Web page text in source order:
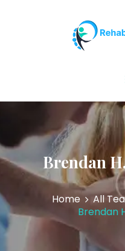
Brendan
Home All
Brendan
OUR
CONTACT